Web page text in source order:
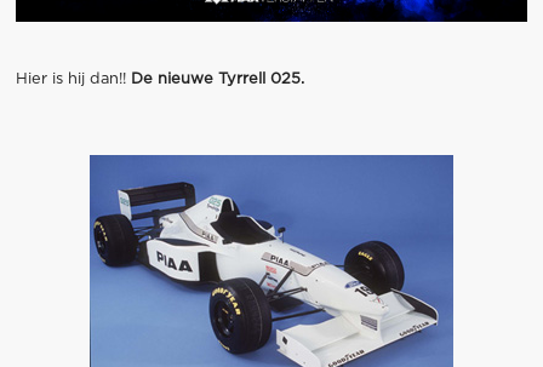
Hier is hij dan!! De nieuwe Tyrrell 025.